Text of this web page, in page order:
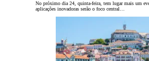
No próximo dia 24, quinta-feira, tem lugar mais um
aplicações inovadoras serão o foco central…